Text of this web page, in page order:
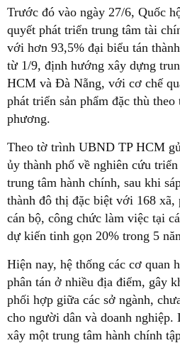
Trước đó vào ngày 27/6, Quốc
quyết phát triển trung tâm tài
với hơn 93,5% đại biểu tán
từ 1/9, định hướng xây dựng
HCM và Đà Nẵng, với cơ chế
phát triển sản phẩm đặc thù
phương.
Theo tờ trình UBND TP HCM
ủy thành phố về nghiên cứu
trung tâm hành chính, sau khi
thành đô thị đặc biệt với 168 xã,
cán bộ, công chức làm việc tại
dự kiến tinh gọn 20% trong 5
Hiện nay, hệ thống các cơ quan
phân tán ở nhiều địa điểm, gây
phối hợp giữa các sở ngành,
cho người dân và doanh
xây một trung tâm hành chính